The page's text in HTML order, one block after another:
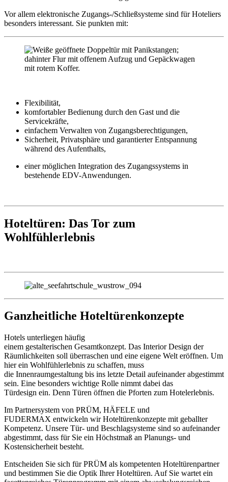
Vor allem elektronische Zugangs-/Schließsysteme sind für Hoteliers
besonders interessant. Sie punkten mit:
Flexibilität,
komfortabler Bedienung durch den Gast und die
Servicekräfte,
einfachem Verwalten von Zugangsberechtigungen,
Sicherheit, Privatsphäre und garantierter Entspannung
während des Aufenthalts,
einer möglichen Integration des Zugangssystems in
bestehende EDV-Anwendungen.
Hoteltüren: Das Tor zum
Wohlfühlerlebnis
Ganzheitliche Hoteltürenkonzepte
Hotels unterliegen häufig
einem gestalterischen Gesamtkonzept. Das Interior Design der
Räumlichkeiten soll überraschen und eine eigene Welt eröffnen. Um
hier ein Wohlfühlerlebnis zu schaffen, muss
die Innenraumgestaltung bis ins letzte Detail aufeinander abgestimmt
sein. Eine besonders wichtige Rolle nimmt dabei das
Türdesign ein. Denn Türen öffnen die Pforten zum Hotelerlebnis.
Im Partnersystem von PRÜM, HÄFELE und
FUDERMAX entwickeln wir Hoteltürenkonzepte mit geballter
Kompetenz. Unsere Tür- und Beschlagsysteme sind so aufeinander
abgestimmt, dass für Sie ein Höchstmaß an Planungs- und
Kostensicherheit besteht.
Entscheiden Sie sich für PRÜM als kompetenten Hoteltürenpartner
und bestimmen Sie die Optik Ihrer Hoteltüren. Auf Sie wartet ein